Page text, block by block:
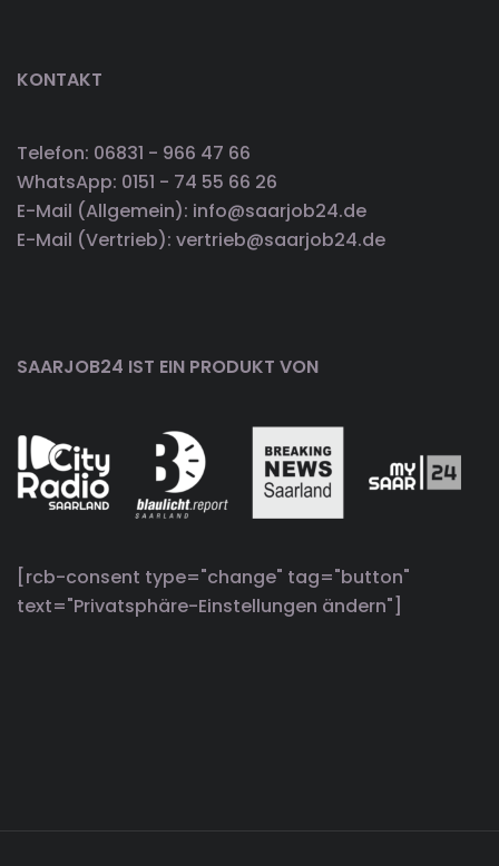
KONTAKT
Telefon: 06831 - 966 47 66
WhatsApp: 0151 - 74 55 66 26
E-Mail (Allgemein): info@saarjob24.de
E-Mail (Vertrieb): vertrieb@saarjob24.de
SAARJOB24 IST EIN PRODUKT VON
[rcb-consent type="change" tag="button"
text="Privatsphäre-Einstellungen ändern"]